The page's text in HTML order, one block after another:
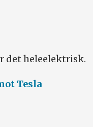
det heleelektrisk.
Tesla